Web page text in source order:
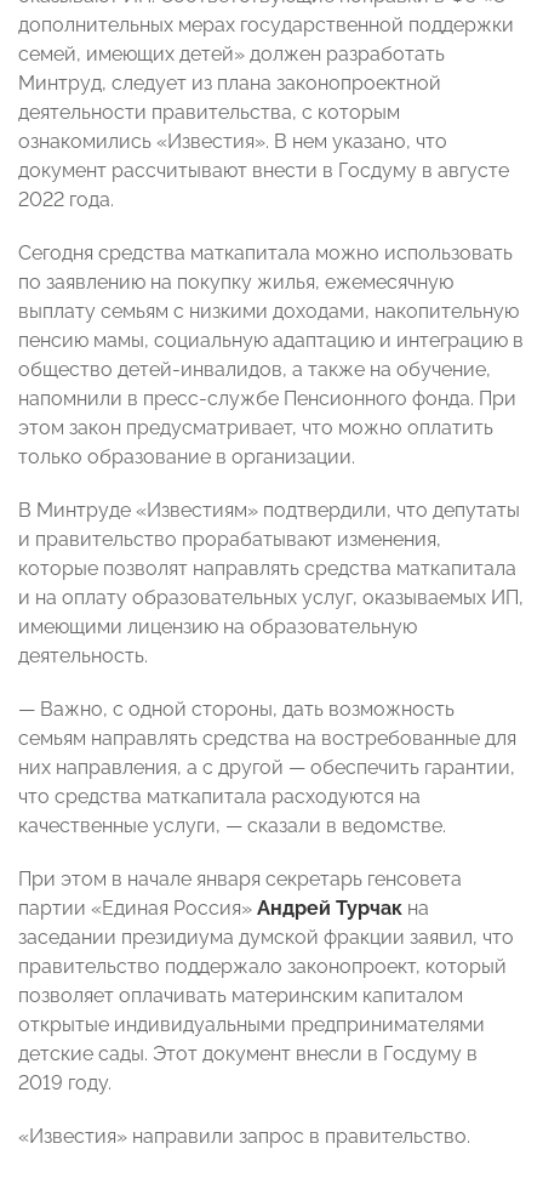
дополнительных мерах государственной поддержки
семей, имеющих детей» должен разработать
Минтруд, следует из плана законопроектной
деятельности правительства, с которым
ознакомились «Известия». В нем указано, что
документ рассчитывают внести в Госдуму в августе
2022 года.
Сегодня средства маткапитала можно использовать
по заявлению на покупку жилья, ежемесячную
выплату семьям с низкими доходами, накопительную
пенсию мамы, социальную адаптацию и интеграцию в
общество детей-инвалидов, а также на обучение,
напомнили в пресс-службе Пенсионного фонда. При
этом закон предусматривает, что можно оплатить
только образование в организации.
В Минтруде «Известиям» подтвердили, что депутаты
и правительство прорабатывают изменения,
которые позволят направлять средства маткапитала
и на оплату образовательных услуг, оказываемых ИП,
имеющими лицензию на образовательную
деятельность.
— Важно, с одной стороны, дать возможность
семьям направлять средства на востребованные для
них направления, а с другой — обеспечить гарантии,
что средства маткапитала расходуются на
качественные услуги, — сказали в ведомстве.
При этом в начале января секретарь генсовета
партии «Единая Россия» Андрей Турчак на
заседании президиума думской фракции заявил, что
правительство поддержало законопроект, который
позволяет оплачивать материнским капиталом
открытые индивидуальными предпринимателями
детские сады. Этот документ внесли в Госдуму в
2019 году.
«Известия» направили запрос в правительство.